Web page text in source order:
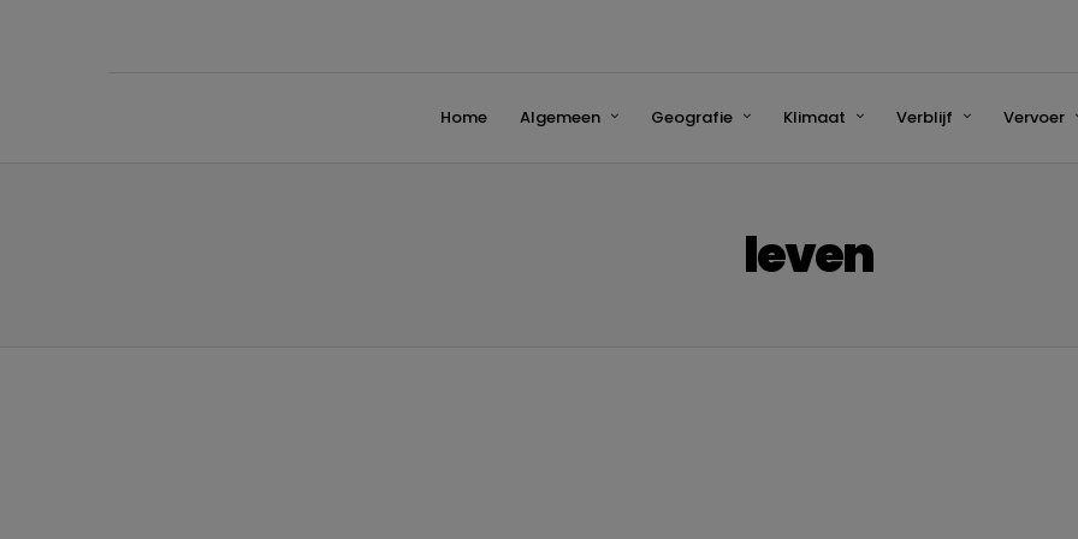
Home Algemeen Geografie Klimaat Verblijf Vervoer
leven